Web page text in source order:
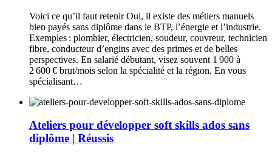
Voici ce qu’il faut retenir Oui, il existe des métiers manuels
bien payés sans diplôme dans le BTP, l’énergie et l’industrie.
Exemples : plombier, électricien, soudeur, couvreur, technicien
fibre, conducteur d’engins avec des primes et de belles
perspectives. En salarié débutant, visez souvent 1 900 à
2 600 € brut/mois selon la spécialité et la région. En vous
spécialisant…
Ateliers pour développer soft skills ados sans
diplôme | Réussis